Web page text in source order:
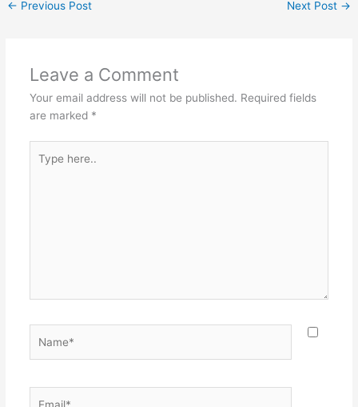
← Previous Post Next Post →
Leave a Comment
Your email address will not be published. Required fields
are marked *
here..